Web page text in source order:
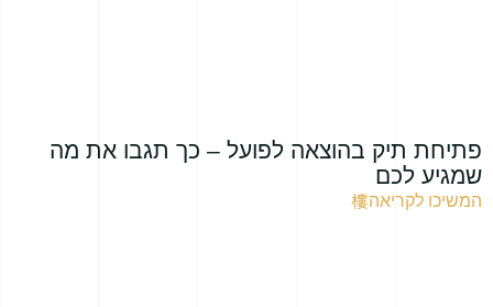
פתיחת תיק בהוצאה לפועל – כך תגבו את מה
שמגיע לכם
המשיכו לקריאה